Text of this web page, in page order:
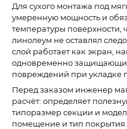
Для сухого монтажа под
умеренную мощность и
температуры поверхности,
линолеум не оставлял
слой работает как экран,
одновременно
повреждений при укладке
Перед заказом инженер
расчёт: определяет
типоразмер секции и
помещение и тип